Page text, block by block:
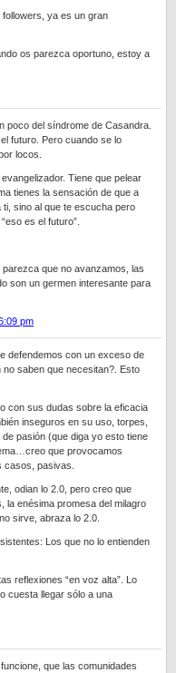
ya es un gran
os parezca oportuno, estoy a
poco del síndrome de Casandra.
futuro. Pero cuando se lo
locos.
Tiene que pelear
tienes la sensación de que a
sino al que te escucha pero
es el futuro”.
que no avanzamos, las
son un germen interesante para
pm
defendemos con un exceso de
saben que necesitan?. Esto
con sus dudas sobre la eficacia
inseguros en su uso, torpes,
pasión (que diga yo esto tiene
que provocamos
casos, pasivas.
odian lo 2.0, pero creo que
la enésima promesa del milagro
sirve, abraza lo 2.0.
Los que no lo entienden
reflexiones “en voz alta”. Lo
cuesta llegar sólo a una
que las comunidades